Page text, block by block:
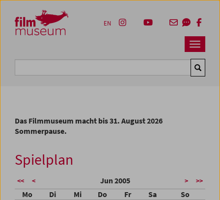
Zum Inhalt
Zum Hauptmenü
Zur Servicenavigation
Zum Suche
Navbar
EN
Das Filmmuseum macht bis 31. August 2026
Sommerpause.
Spielplan
<< < Jun 2005 > >>
Mo Di Mi Do Fr Sa So